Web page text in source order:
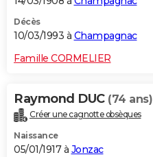
Décès
10/03/1993 à Champagnac
Famille CORMELIER
Raymond DUC (74 ans)
Créer une cagnotte obsèques
Naissance
05/01/1917 à Jonzac